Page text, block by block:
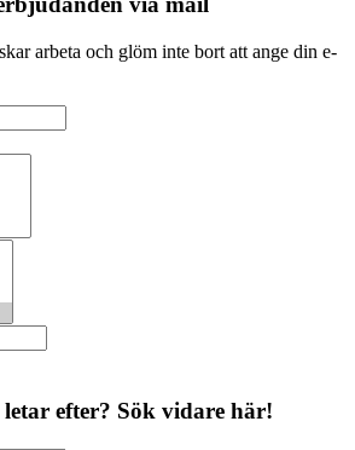
arbeta och glöm inte bort att ange din e-
efter? Sök vidare här!